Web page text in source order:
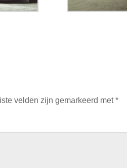
velden zijn gemarkeerd met*